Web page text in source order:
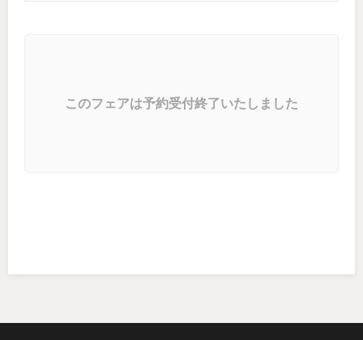
このフェアは予約受付終了いたしました